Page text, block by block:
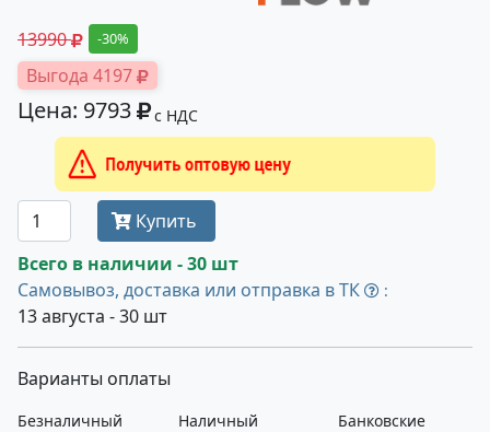
13990 -30%
Выгода 4197
Цена: 9793 с НДС
Получить оптовую цену
Купить
Всего в наличии - 30 шт
Самовывоз, доставка или отправка в ТК
:
13 августа - 30 шт
Варианты оплаты
Безналичный
Наличный
Банковские